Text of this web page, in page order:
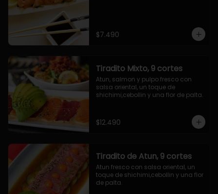
$7.490
Tiradito Mixto, 9 cortes
Atun, salmon y pulpo fresco con
salsa oriental, un toque de
shichimi,cebollin y una flor de palta.
$12.490
Tiradito de Atun, 9 cortes
Atun fresco con salsa oriental, un
toque de shichimi,cebollin y una flor
de palta.